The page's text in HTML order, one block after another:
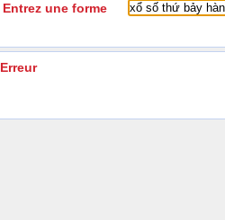
Entrez une forme
Erreur